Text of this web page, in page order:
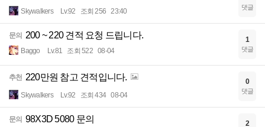
Skywalkers Lv.92 조회 256 23:40 댓글
문의 200 ~ 220 견적 요청 드립니다.
Baggo Lv.81 조회 522 08-04
1
댓글
추천 220만원 참고 견적입니다.
Skywalkers Lv.92 조회 434 08-04
0
댓글
문의 98X3D 5080 문의 2